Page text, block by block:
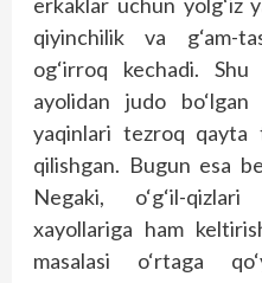
qiyinchilik va g‘am-
og‘irroq kechadi.
ayolidan judo bo‘lgan
yaqinlari tezroq qayta
qilishgan. Bugun esa
Negaki, o‘g‘il-
xayollariga ham
masalasi o‘rtaga